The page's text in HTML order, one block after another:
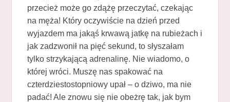
przecież może go zdążę przeczytać, czekając
na męża! Który oczywiście na dzień przed
wyjazdem ma jakąś krwawą jatkę na rubieżach i
jak zadzwonił na pięć sekund, to słyszałam
tylko strzykającą adrenalinę. Nie wiadomo, o
której wróci. Muszę nas spakować na
czterdziestostopniowy upał – o dziwo, ma nie
padać! Ale znowu się nie obeżrę tak, jak bym